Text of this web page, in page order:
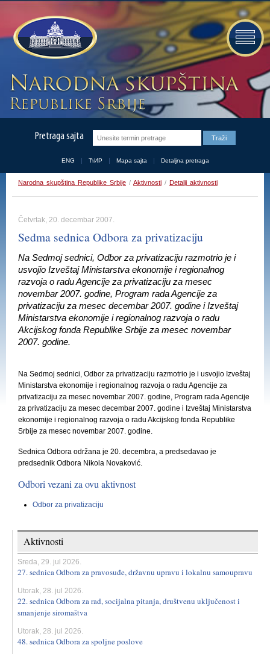
Pretraga sajta
ENG ЋИР Mapa sajta Detaljna pretraga
Narodna skupština Republike Srbije / Aktivnosti / Detalji aktivnosti
Četvrtak, 20. decembar 2007.
Sedma sednica Odbora za privatizaciju
Na Sedmoj sednici, Odbor za privatizaciju razmotrio je i
usvojio Izveštaj Ministarstva ekonomije i regionalnog
razvoja o radu Agencije za privatizaciju za mesec
novembar 2007. godine, Program rada Agencije za
privatizaciju za mesec decembar 2007. godine i Izveštaj
Ministarstva ekonomije i regionalnog razvoja o radu
Akcijskog fonda Republike Srbije za mesec novembar
2007. godine.
Na Sedmoj sednici, Odbor za privatizaciju razmotrio je i usvojio Izveštaj
Ministarstva ekonomije i regionalnog razvoja o radu Agencije za
privatizaciju za mesec novembar 2007. godine, Program rada Agencije
za privatizaciju za mesec decembar 2007. godine i Izveštaj Ministarstva
ekonomije i regionalnog razvoja o radu Akcijskog fonda Republike
Srbije za mesec novembar 2007. godine.
Sednica Odbora održana je 20. decembra, a predsedavao je
predsednik Odbora Nikola Novaković.
Odbori vezani za ovu aktivnost
Odbor za privatizaciju
Aktivnosti
Sreda, 29. jul 2026.
27. sednica Odbora za pravosuđe, državnu upravu i lokalnu samoupravu
Utorak, 28. jul 2026.
22. sednica Odbora za rad, socijalna pitanja, društvenu uključenost i
smanjenje siromaštva
Utorak, 28. jul 2026.
48. sednica Odbora za spoljne poslove